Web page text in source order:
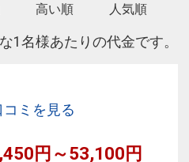
高い順 人気順
1名様あたりの代金です。
コミを見る
円～53,100円